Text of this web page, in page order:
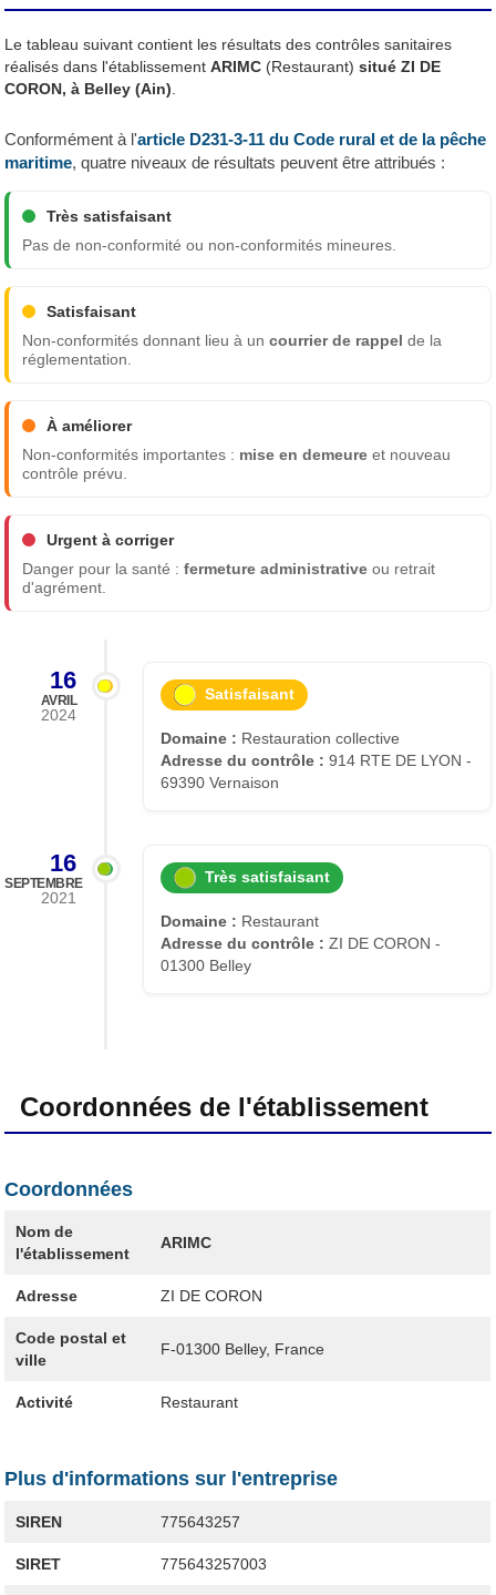
Le tableau suivant contient les résultats des contrôles sanitaires
réalisés dans l'établissementARIMC (Restaurant) situé ZI DE
CORON, à Belley (Ain)
Conformément à l'article D231-3-11 du Code rural et de la pêche
maritime, quatre niveaux de résultats peuvent être attribués :
Très satisfaisant
Pas de non-conformité ou non-conformités mineures.
Satisfaisant
Non-conformités donnant lieu à uncourrier de rappel de la
réglementation.
À améliorer
Non-conformités importantes : mise en demeure et nouveau
contrôle prévu.
Urgent à corriger
Danger pour la santé :fermeture administrative ou retrait
d'agrément.
16
AVRIL
2024
Satisfaisant
Domaine : Restauration collective
Adresse du contrôle : 914 RTE DE LYON -
69390 Vernaison
16
SEPTEMBRE
2021
Très satisfaisant
Domaine : Restaurant
Adresse du contrôle : ZI DE CORON -
01300 Belley
Coordonnées de l'établissement
Coordonnées
Nom de
l'établissement
ARIMC
Adresse ZI DE CORON
Code postal et
ville
F-01300 Belley, France
Activité Restaurant
Plus d'informations sur l'entreprise
SIREN 775643257
SIRET 775643257003